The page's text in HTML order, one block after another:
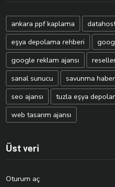
ankara ppf kaplama
eşya depolama rehberi
google reklam ajansı
sanal sunucu
savunma
seo ajansı
tuzla eşya
web tasarım ajansı
Üst veri
Oturum aç